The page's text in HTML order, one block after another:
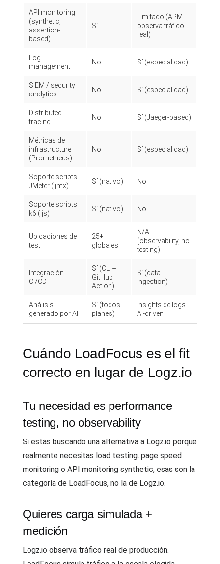
API monitoring
(synthetic,
assertion-
based)
Sí
Limitado (APM
observa tráfico
real)
Log
management
No Sí (especialidad)
SIEM / security
analytics
No Sí (especialidad)
Distributed
tracing
No Sí (Jaeger-based)
Métricas de
infrastructure
(Prometheus)
No Sí (especialidad)
Soporte scripts
JMeter (.jmx)
Sí (nativo) No
Soporte scripts
k6 (.js)
Sí (nativo) No
Ubicaciones de
test
25+
globales
N/A
(observability, no
testing)
Integración
CI/CD
Sí (CLI +
GitHub
Action)
Sí (data
ingestion)
Análisis
generado por AI
Sí (todos
planes)
Insights de logs
AI-driven
Cuándo LoadFocus es el fit
correcto en lugar de Logz.io
Tu necesidad es performance
testing, no observability
Si estás buscando una alternativa a Logz.io porque
realmente necesitas load testing, page speed
monitoring o API monitoring synthetic, esas son la
categoría de LoadFocus, no la de Logz.io.
Quieres carga simulada +
medición
Logz.io observa tráfico real de producción.